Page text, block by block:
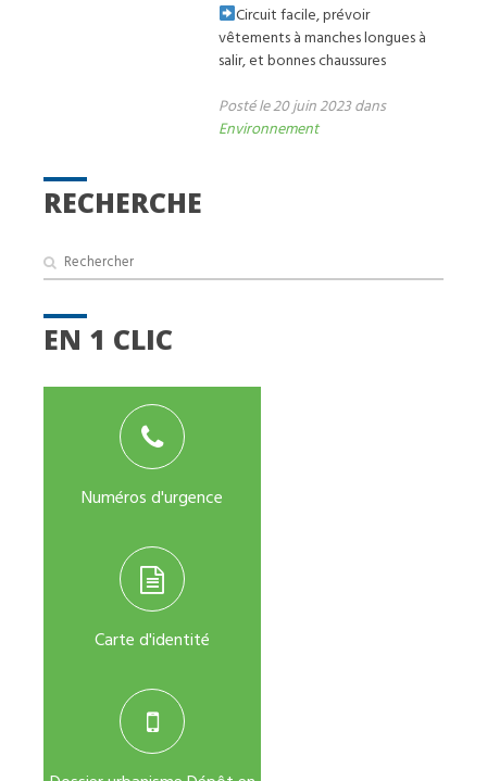
RECHERCHE
EN 1 CLIC
Numéros d'urgence
Carte d'identité
Circuit facile, prévoir
vêtements à manches longues à
salir, et bonnes chaussures
Posté le 20 juin 2023 dans
Environnement